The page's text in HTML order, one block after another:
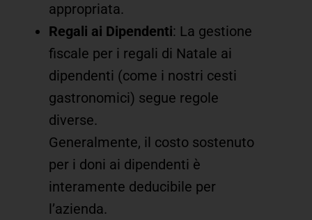
appropriata.
Regali ai Dipendenti: La gestione
fiscale per i regali di Natale ai
dipendenti (come i nostri cesti
gastronomici) segue regole
diverse.
Generalmente, il costo sostenuto
per i doni ai dipendenti è
interamente deducibile per
l’azienda.